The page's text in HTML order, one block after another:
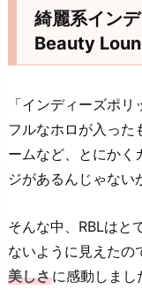
綺麗系イン
Beauty
「インディーズポ
フルなホロが入った
ームなど、とにかく
ジがあるんじゃない
そんな中、RBLはと
ないように見えたの
美しさに感動しまし